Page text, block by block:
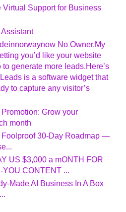
Virtual Support for Business
No Owner,My
you’d like your website
generate more leads.Here’s
is a software widget that
to capture any visitor’s
Grow your
month
Foolproof 30-Day Roadmap —
US $3,000 a mONTH FOR
YOU CONTENT ...
Made AI Business In A Box